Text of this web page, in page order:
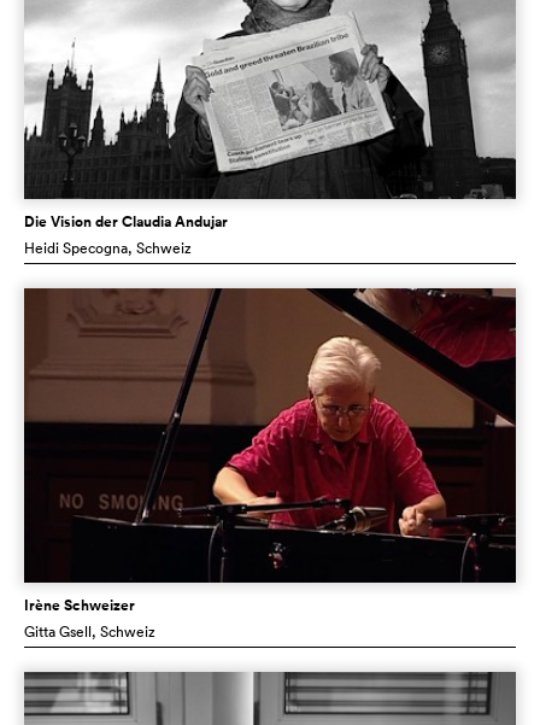
Die Vision der Claudia Andujar
Heidi Specogna, Schweiz
Irène Schweizer
Gitta Gsell, Schweiz